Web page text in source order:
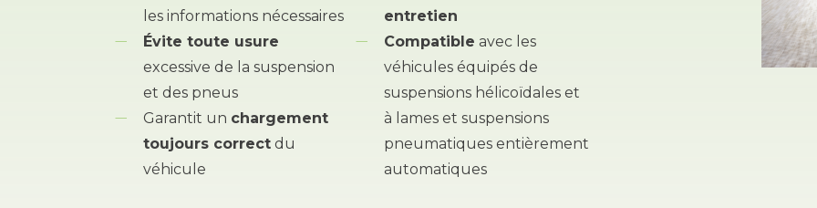
les informations nécessaires
Évite toute usure
excessive de la suspension
et des pneus
Garantit un chargement
toujours correct du
véhicule
entretien
Compatible avec les
véhicules équipés de
suspensions hélicoïdales et
à lames et suspensions
pneumatiques entièrement
automatiques